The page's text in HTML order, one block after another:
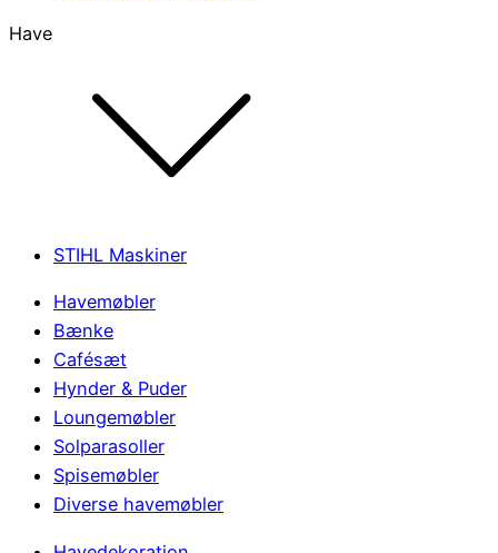
Have
STIHL Maskiner
Havemøbler
Bænke
Cafésæt
Hynder & Puder
Loungemøbler
Solparasoller
Spisemøbler
Diverse havemøbler